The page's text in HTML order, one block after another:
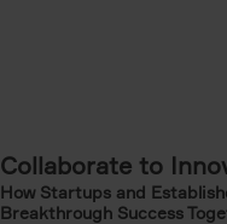
Collaborate to
How Startups and
Breakthrough Success